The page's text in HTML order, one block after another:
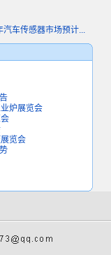
车传感器市场预计...
炉展览会
览会